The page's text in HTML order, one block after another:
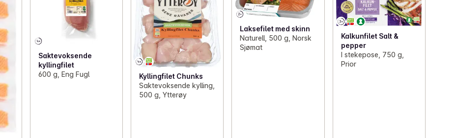
Saktevoksende
kyllingfilet
600 g, Eng Fugl
Kyllingfilet Chunks
Saktevoksende kylling,
500 g, Ytterøy
Laksefilet med skinn
Naturell, 500 g, Norsk
Sjømat
Kalkunfilet Salt &
pepper
I stekepose, 750 g,
Prior